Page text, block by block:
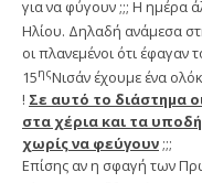
για να φύγουν ;;; Η ημέρα
Ηλίου. Δηλαδή ανάμεσα
οι πλανεμένοι ότι έφαγαν
15ηςΝισάν έχουμε ένα
! Σε αυτό το διάστημα
στα χέρια και τα
χωρίς να φεύγουν ;;;
Επίσης αν η σφαγή των